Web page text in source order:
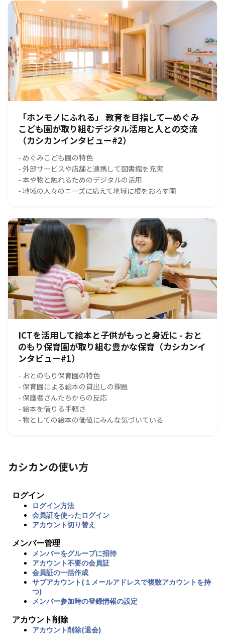
「ホンモノにふれる」 教育を目指して—めぐみ
こども園が取り組むデジタル活用と人との交流
（カシカンインタビュー#2）
- めぐみこども園の特色
- 外部サービスや店舗と連携して図書館を充実
- 本や物と触れるためのデジタルの活用
- 地域の人々のニーズに応えて地域に根をおろす園
ICTを活用して絵本と子供がもっと身近に - おと
のもり保育園が取り組む豊かな保育（カシカンイ
ンタビュー#1）
- おとのもり保育園の特色
- 保育園による絵本の貸出しの課題
- 保護者さんたちからの反応
- 絵本を借りる手軽さ
- 物としての絵本の価値にみんな気づいている
カシカンの使い方
ログイン
ログイン方法
会員証を使ったログイン
アカウント切り替え
メンバー管理
メンバーをグループに招待
アカウント不要の会員証
会員証の一括作成
サブアカウント(１メールアドレスで複数アカウントを持
つ)
メンバー参加時の登録情報の設定
アカウント削除
アカウント削除(退会)